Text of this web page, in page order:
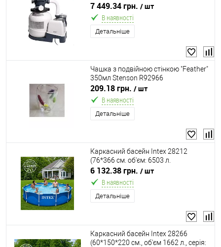
басейнів об'ємом да 37800 л.,
таймер, керування по WiFi,
підключення Ø38 мм)
7 449.34 грн. / шт
В наявності
Детальніше
Чашка з подвійною стінкою "Feather"
350мл Stenson R92966
209.18 грн. / шт
В наявності
Детальніше
Каркасний басейн Intex 28212
(76*366 см. об'єм: 6503 л.
картриджний фільтр-насос 2006 л/
год, серія: Metal Frame)
6 132.38 грн. / шт
В наявності
Детальніше
Каркасний басейн Intex 28266
(60*150*220 см., об'єм 1662 л., серія: